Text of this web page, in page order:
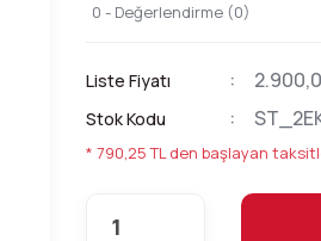
0 - Değerlendirme (0)
Liste Fiyatı
Stok Kodu
* 790,25 TL den başlayan